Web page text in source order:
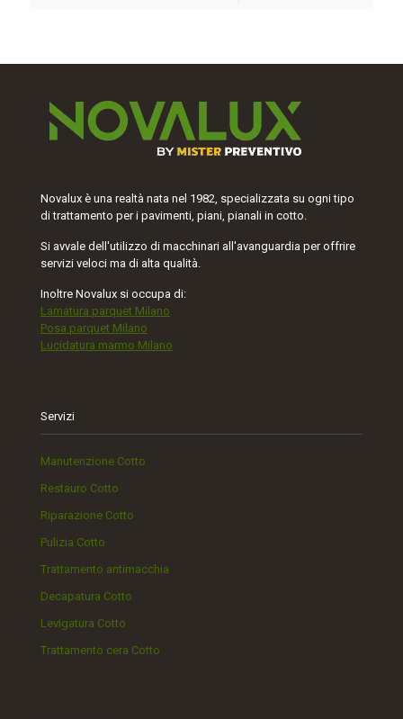
Novalux è una realtà nata nel 1982, specializzata su ogni tipo
di trattamento per i pavimenti, piani, pianali in cotto.
Si avvale dell'utilizzo di macchinari all'avanguardia per offrire
servizi veloci ma di alta qualità.
Inoltre Novalux si occupa di:
Lamatura parquet Milano
Posa parquet Milano
Lucidatura marmo Milano
Servizi
Manutenzione Cotto
Restauro Cotto
Riparazione Cotto
Pulizia Cotto
Trattamento antimacchia
Decapatura Cotto
Levigatura Cotto
Trattamento cera Cotto